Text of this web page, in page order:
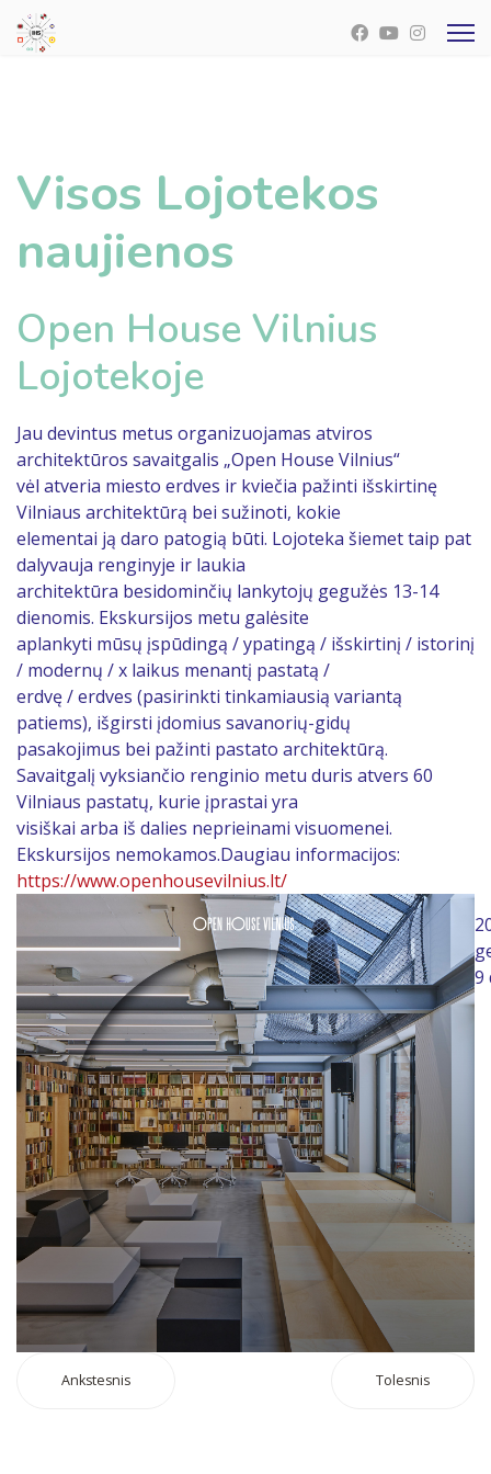
Visos Lojotekos
naujienos
Open House Vilnius
Lojotekoje
Jau devintus metus organizuojamas atviros
architektūros savaitgalis „Open House Vilnius“
vėl atveria miesto erdves ir kviečia pažinti išskirtinę
Vilniaus architektūrą bei sužinoti, kokie
elementai ją daro patogią būti. Lojoteka šiemet taip pat
dalyvauja renginyje ir laukia
architektūra besidominčių lankytojų gegužės 13-14
dienomis. Ekskursijos metu galėsite
aplankyti mūsų įspūdingą / ypatingą / išskirtinį / istorinį
/ modernų / x laikus menantį pastatą /
erdvę / erdves (pasirinkti tinkamiausią variantą
patiems), išgirsti įdomius savanorių-gidų
pasakojimus bei pažinti pastato architektūrą.
Savaitgalį vyksiančio renginio metu duris atvers 60
Vilniaus pastatų, kurie įprastai yra
visiškai arba iš dalies neprieinami visuomenei.
Ekskursijos nemokamos.Daugiau informacijos:
https://www.openhousevilnius.lt/
9
Ankstesnis Tolesnis